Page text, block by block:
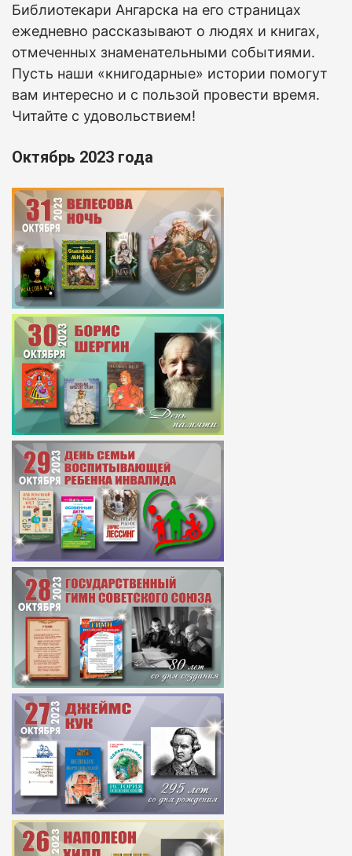
Библиотекари Ангарска на его страницах
ежедневно рассказывают о людях и книгах,
отмеченных знаменательными событиями.
Пусть наши «книгодарные» истории помогут
вам интересно и с пользой провести время.
Читайте с удовольствием!
Октябрь 2023 года